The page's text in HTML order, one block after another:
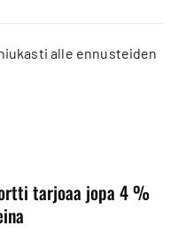
alle ennusteiden
tarjoaa jopa 4 %